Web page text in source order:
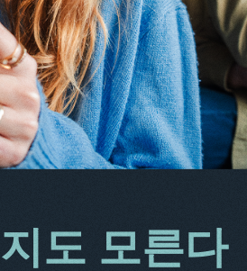
IT
FR
NL
ES
TR
도 모른다